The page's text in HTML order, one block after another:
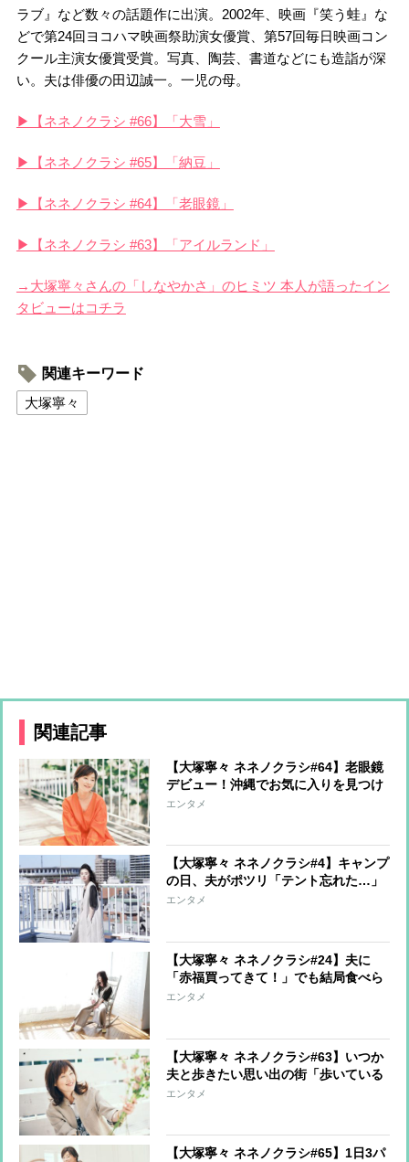
ラブ』など数々の話題作に出演。2002年、映画『笑う蛙』な
どで第24回ヨコハマ映画祭助演女優賞、第57回毎日映画コン
クール主演女優賞受賞。写真、陶芸、書道などにも造詣が深
い。夫は俳優の田辺誠一。一児の母。
▶【ネネノクラシ #66】「大雪」
▶【ネネノクラシ #65】「納豆」
▶【ネネノクラシ #64】「老眼鏡」
▶【ネネノクラシ #63】「アイルランド」
→大塚寧々さんの「しなやかさ」のヒミツ 本人が語ったイン
タビューはコチラ
関連キーワード
大塚寧々
関連記事
【大塚寧々 ネネノクラシ#64】老眼鏡
デビュー！沖縄でお気に入りを見つけ
るも「酔ってしまう感じ。困った！」
エンタメ
【大塚寧々 ネネノクラシ#4】キャンプ
の日、夫がポツリ「テント忘れた…」
エンタメ
【大塚寧々 ネネノクラシ#24】夫に
「赤福買ってきて！」でも結局食べら
れなかった話
エンタメ
【大塚寧々 ネネノクラシ#63】いつか
夫と歩きたい思い出の街「歩いている
だけで、心が落ち着く場所」
エンタメ
【大塚寧々 ネネノクラシ#65】1日3パ